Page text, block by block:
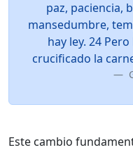
paz, paciencia,
mansedumbre,
hay ley. 24
crucificado la
Este cambio